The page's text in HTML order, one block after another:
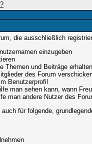
die ausschließlich
einzugeben
Themen und Beiträge erhalten
des Forum
Benutzerprofil
man sehen kann, wann
man andere Nutzer des
für folgende,